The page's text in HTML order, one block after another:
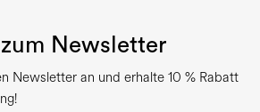
Newsletter
Newsletter an und erhalte 10 % Rabatt